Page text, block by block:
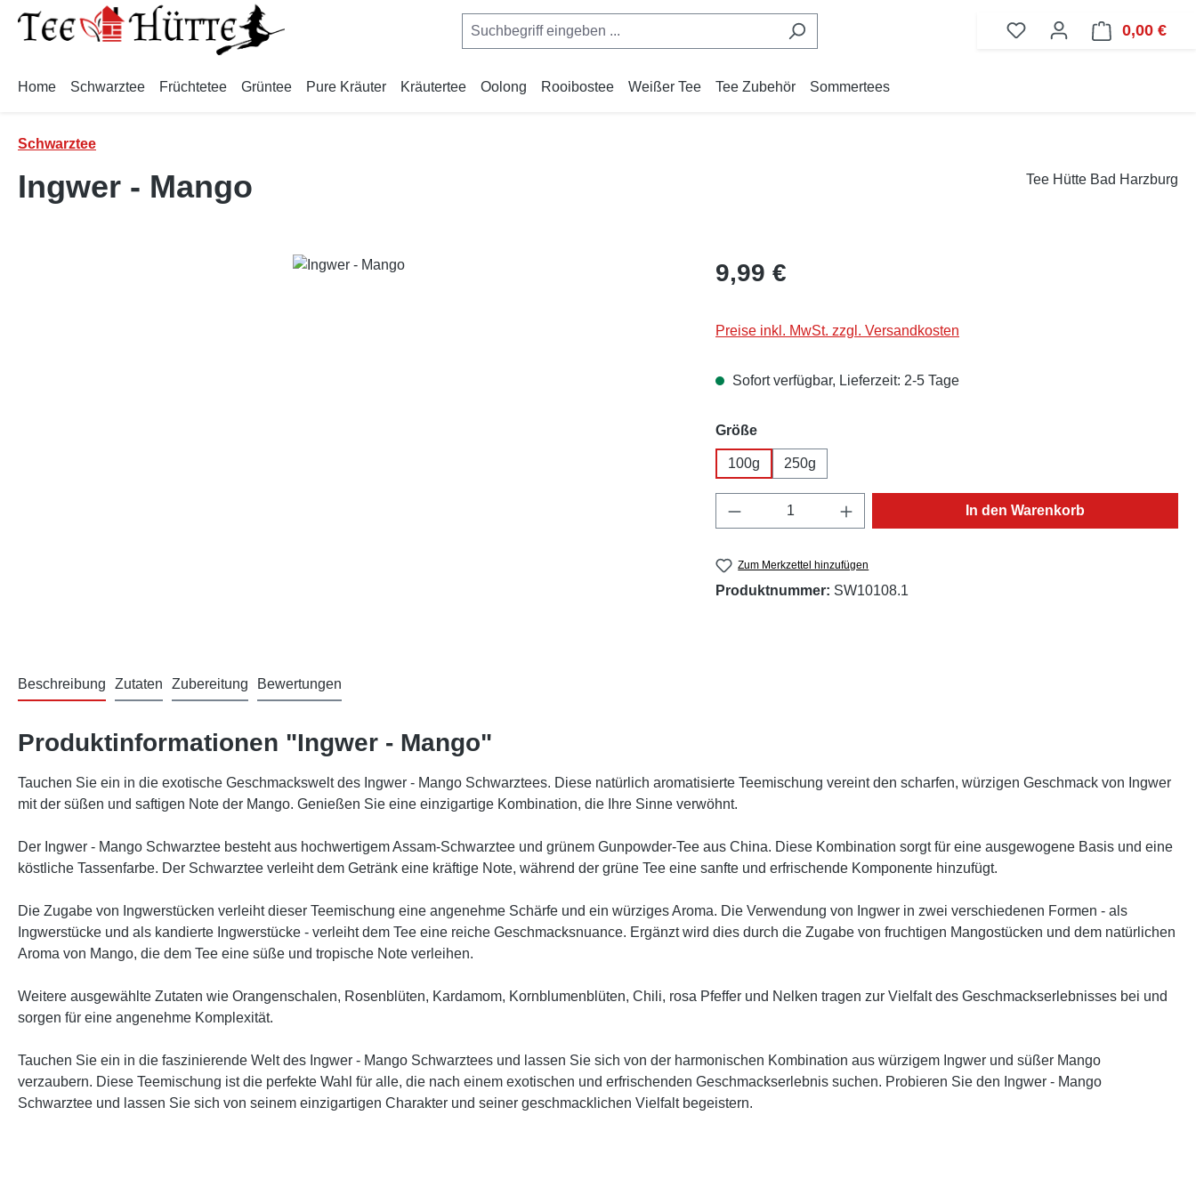
Hauptinhalt springen
Zur Suche springen
Zur Hauptnavigation springen
0,00 €
Home Schwarztee Früchtetee Grüntee Pure Kräuter Kräutertee Oolong Rooibostee Weißer Tee Tee Zubehör Sommertees
Schwarztee
Ingwer - Mango Tee Hütte Bad Harzburg
Regulärer Preis:
9,99 €
Preise inkl. MwSt. zzgl. Versandkosten
Sofort verfügbar, Lieferzeit: 2-5 Tage
Größeauswählen
100g 250g
Produkt Anzahl: Gib den gewünschten Wert ein
In den Warenkorb
Zum Merkzettel hinzufügen
Produktnummer: SW10108.1
Beschreibung Zutaten Zubereitung Bewertungen
Produktinformationen "Ingwer - Mango"
Tauchen Sie ein in die exotische Geschmackswelt des Ingwer - Mango Schwarztees. Diese natürlich aromatisierte Teemischung vereint den scharfen, würzigen Geschmack von Ingwer
mit der süßen und saftigen Note der Mango. Genießen Sie eine einzigartige Kombination, die Ihre Sinne verwöhnt.
Der Ingwer - Mango Schwarztee besteht aus hochwertigem Assam-Schwarztee und grünem Gunpowder-Tee aus China. Diese Kombination sorgt für eine ausgewogene Basis und eine
köstliche Tassenfarbe. Der Schwarztee verleiht dem Getränk eine kräftige Note, während der grüne Tee eine sanfte und erfrischende Komponente hinzufügt.
Die Zugabe von Ingwerstücken verleiht dieser Teemischung eine angenehme Schärfe und ein würziges Aroma. Die Verwendung von Ingwer in zwei verschiedenen Formen - als
Ingwerstücke und als kandierte Ingwerstücke - verleiht dem Tee eine reiche Geschmacksnuance. Ergänzt wird dies durch die Zugabe von fruchtigen Mangostücken und dem natürlichen
Aroma von Mango, die dem Tee eine süße und tropische Note verleihen.
Weitere ausgewählte Zutaten wie Orangenschalen, Rosenblüten, Kardamom, Kornblumenblüten, Chili, rosa Pfeffer und Nelken tragen zur Vielfalt des Geschmackserlebnisses bei und
sorgen für eine angenehme Komplexität.
Tauchen Sie ein in die faszinierende Welt des Ingwer - Mango Schwarztees und lassen Sie sich von der harmonischen Kombination aus würzigem Ingwer und süßer Mango
verzaubern. Diese Teemischung ist die perfekte Wahl für alle, die nach einem exotischen und erfrischenden Geschmackserlebnis suchen. Probieren Sie den Ingwer - Mango
Schwarztee und lassen Sie sich von seinem einzigartigen Charakter und seiner geschmacklichen Vielfalt begeistern.